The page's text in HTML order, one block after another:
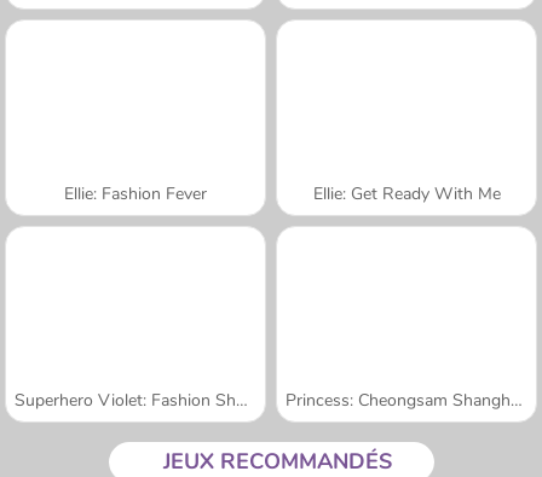
Ellie: Fashion Fever Ellie: Get Ready With Me
Superhero Violet: Fashion Shoot Princess: Cheongsam Shanghai Fashion
JEUX RECOMMANDÉS